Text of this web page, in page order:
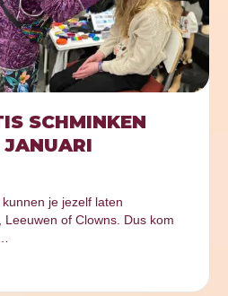
SCHMINKEN
JANUARI
je jezelf laten
of Clowns. Dus kom